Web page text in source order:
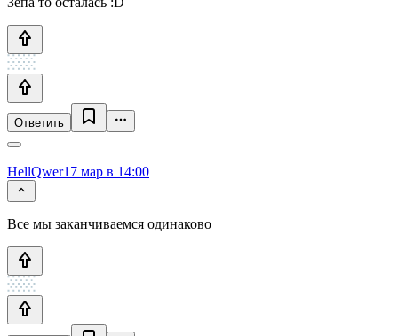
Ответить
HellQwer17 мар в 14:00
Все мы заканчиваемся одинаково